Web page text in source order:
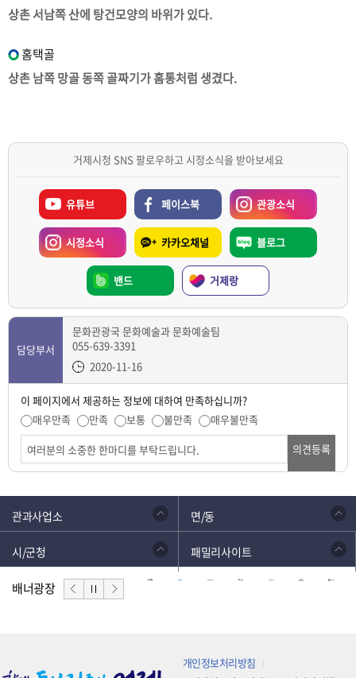
상촌 서남쪽 산에 탕건모양의 바위가 있다.
홈택골
상촌 남쪽 망골 동쪽 골짜기가 홈통처럼 생겼다.
거제시청 SNS 팔로우하고 시정소식을 받아보세요
유튜브 페이스북 관광소식
시정소식 카카오채널 블로그
밴드 거제랑
담당부서
문화관광국 문화예술과 문화예술팀
055-639-3391
2020-11-16
이 페이지에서 제공하는 정보에 대하여 만족하십니까?
매우만족
만족 보통 불만족
매우불만족
의견등록
관과사업소 면/동
시/군청 패밀리사이트
배너광장
개인정보처리방침